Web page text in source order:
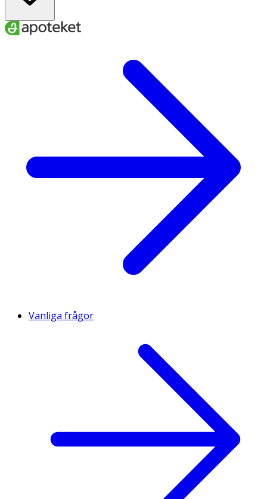
Vanliga frågor